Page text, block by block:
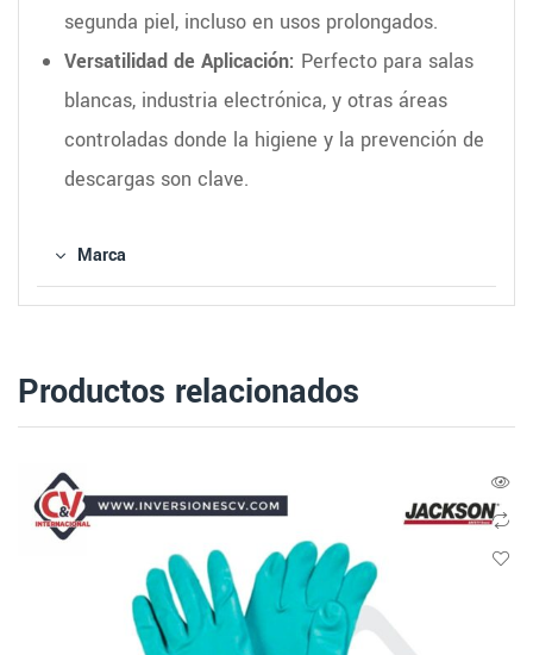
segunda piel, incluso en usos prolongados.
Versatilidad de Aplicación: Perfecto para salas
blancas, industria electrónica, y otras áreas
controladas donde la higiene y la prevención de
descargas son clave.
Marca
Productos relacionados